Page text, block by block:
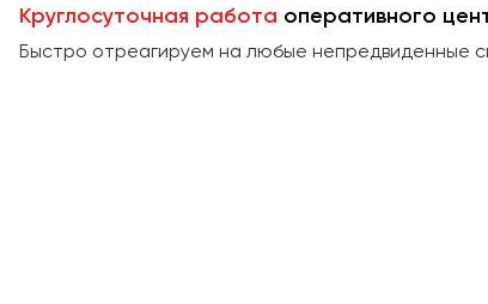
Круглосуточная работа оперативного
Быстро отреагируем на любые непредвиденные